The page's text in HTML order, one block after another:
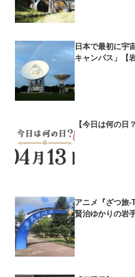
日本で最初に宇
キャンパス」【
【今日は何の日
アニメ『ざつ旅-
賢治ゆかりの岩